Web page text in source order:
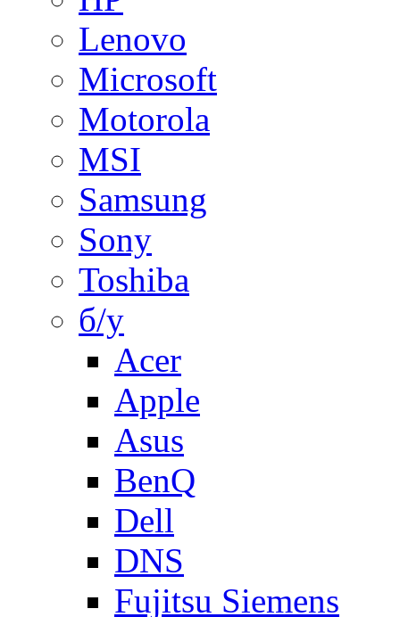
Lenovo
Microsoft
Motorola
MSI
Samsung
Sony
Toshiba
б/у
Acer
Apple
Asus
BenQ
Dell
DNS
Fujitsu Siemens